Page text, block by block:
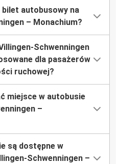
autobusowy na
– Monachium?
Schwenningen
dla pasażerów
ruchowej?
miejsce w autobusie
–
są dostępne w
Schwenningen –